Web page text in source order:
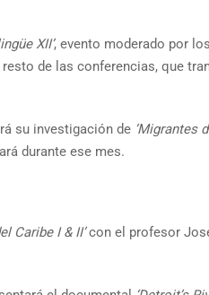
XII’, evento moderado por
de las conferencias, que
su investigación de ‘Migrantes
durante ese mes.
Caribe I & II’con el profesor